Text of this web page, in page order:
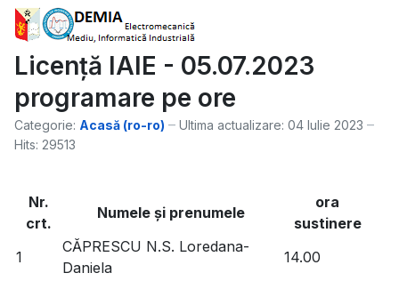
Licență IAIE - 05.07.2023
programare pe ore
Categorie: Acasă (ro-ro)
Ultima actualizare: 04 Iulie 2023
Hits: 29513
Nr.
crt.
Numele şi prenumele
ora
sustinere
1
CĂPRESCU N.S. Loredana-
Daniela
14.00